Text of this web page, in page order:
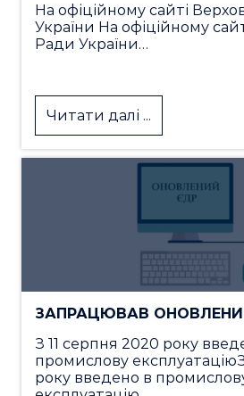
На офіційному сайті
України На офіційному
Ради України…
Читати далі ...
ЗАПРАЦЮВАВ
З 11 серпня 2020 року
промислову
року введено в